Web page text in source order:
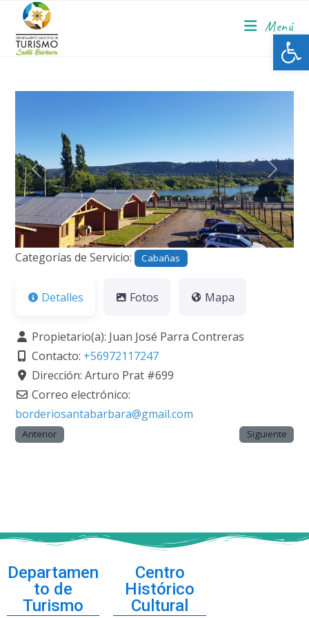
Menú
Anterior
Categorías de Servicio: Cabañas
Detalles Fotos Mapa
Propietario(a): Juan José Parra Contreras
Contacto: +56972117247
Dirección:Arturo Prat #699
Correo electrónico:
borderiosantabarbara@gmail.com
Anterior Siguiente
Departamen
to de
Turismo
Centro
Histórico
Cultural